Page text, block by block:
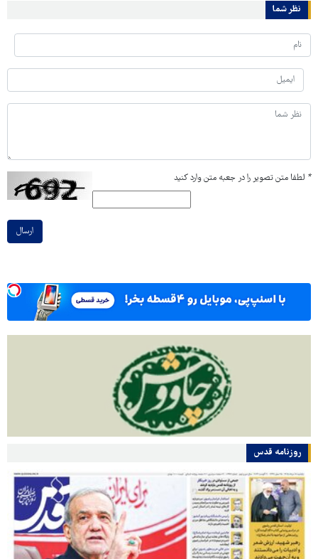
نظر شما
* لطفا متن تصویر را در جعبه متن وارد کنید
ارسال
روزنامه قدس